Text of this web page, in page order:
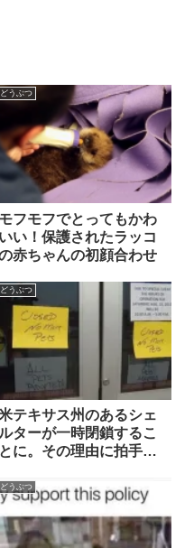
どうぶつ
モフモフでとってもかわ
いい！保護されたラッコ
赤ちゃんの初顔合わせ
どうぶつ
テキサス州のあるシェ
ルターが一時閉鎖するこ
とに。その理由に拍手喝
どうぶつ